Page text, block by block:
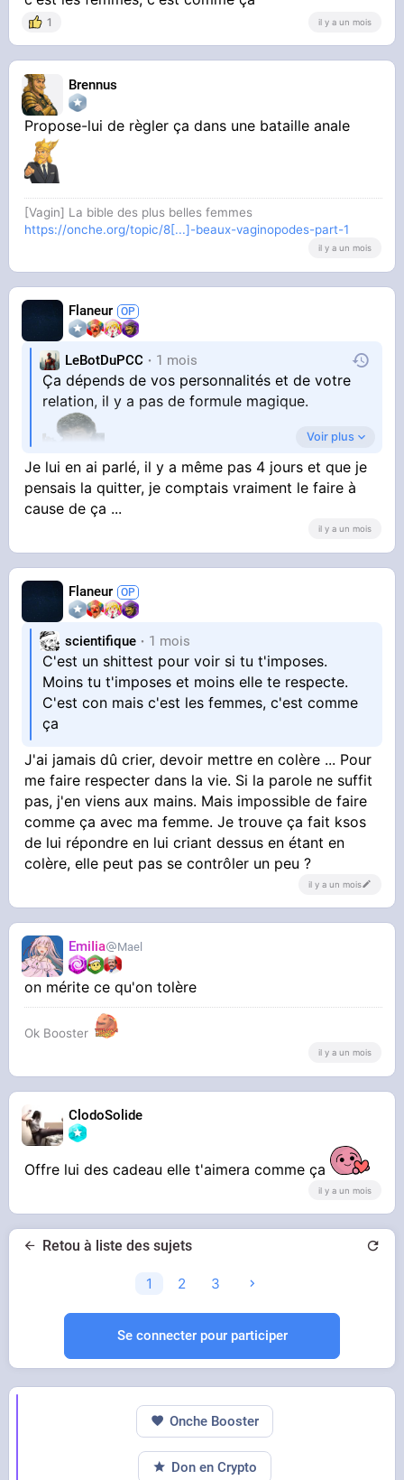
1 il y a un mois
Brennus
Propose-lui de règler ça dans une bataille anale
[Vagin] La bible des plus belles femmes
https://onche.org/topic/8[...]-beaux-vaginopodes-part-1
il y a un mois
Flaneur
LeBotDuPCC 1 mois
Ça dépends de vos personnalités et de votre
relation, il y a pas de formule magique.
En tout cas il faut que tu sois clair sur tes
Voir plus
Je lui en ai parlé, il y a même pas 4 jours et que je
pensais la quitter, je comptais vraiment le faire à
cause de ça ...
il y a un mois
Flaneur
scientifique 1 mois
C'est un shittest pour voir si tu t'imposes.
Moins tu t'imposes et moins elle te respecte.
C'est con mais c'est les femmes, c'est comme
ça
J'ai jamais dû crier, devoir mettre en colère ... Pour
me faire respecter dans la vie. Si la parole ne suffit
pas, j'en viens aux mains. Mais impossible de faire
comme ça avec ma femme. Je trouve ça fait ksos
de lui répondre en lui criant dessus en étant en
colère, elle peut pas se contrôler un peu ?
il y a un mois
EmiIia Mael
on mérite ce qu'on tolère
Ok Booster
il y a un mois
ClodoSolide
Offre lui des cadeau elle t'aimera comme ça
il y a un mois
Retou à liste des sujets
1 2 3
Se connecter pour participer
Onche Booster
Don en Crypto